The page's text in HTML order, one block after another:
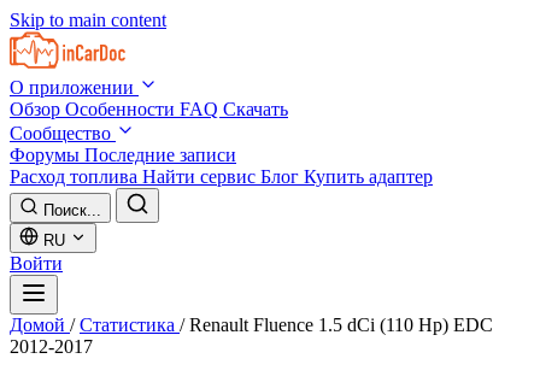
Skip to main content
О приложении
Обзор Особенности FAQ Скачать
Сообщество
Форумы Последние записи
Расход топлива Найти сервис Блог Купить адаптер
Поиск...
RU
Войти
Домой / Статистика / Renault Fluence 1.5 dCi (110 Hp) EDC
2012-2017